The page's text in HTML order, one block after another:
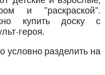
и "раскраской".
купить доску с
героя.
условно разделить на